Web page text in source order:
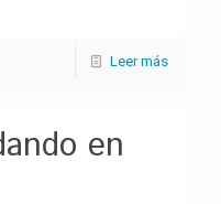
Leer más
en